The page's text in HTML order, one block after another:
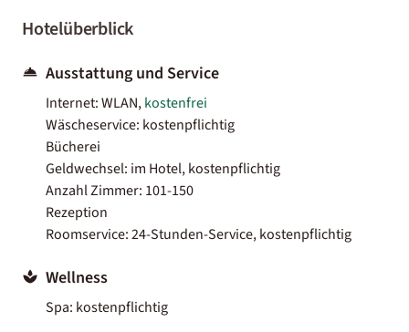
Hotelüberblick
Ausstattung und Service
Internet: WLAN,kostenfrei
Wäscheservice: kostenpflichtig
Bücherei
Geldwechsel: im Hotel, kostenpflichtig
Anzahl Zimmer: 101-150
Rezeption
Roomservice: 24-Stunden-Service, kostenpflichtig
Wellness
Spa: kostenpflichtig